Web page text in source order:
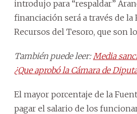
introdujo para “respaldar”
financiación será a través de la
Recursos del Tesoro, que son
También puede leer: Media
¿Que aprobó la Cámara de
El mayor porcentaje de la
pagar el salario de los